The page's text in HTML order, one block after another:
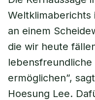
Weltklimaberichts
an einem
die wir heute
ermöglichen”,
Hoesung Lee.